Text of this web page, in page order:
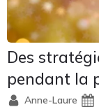
Des
pendant la
Anne-Laure